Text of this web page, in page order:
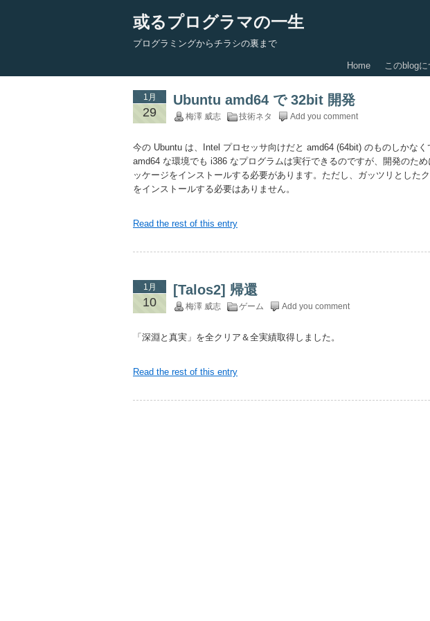
或るプログラマの一生
プログラミングからチラシの裏まで
Home このblogに
1月
29
Ubuntu amd64 で 32bit 開発
梅澤 威志 技術ネタ Add you comment
今の Ubuntu は、Intel プロセッサ向けだと amd64 (64bit) のものしかなく
amd64 な環境でも i386 なプログラムは実行できるのですが、開発のた
ッケージをインストールする必要があります。ただし、ガッツリとした
をインストールする必要はありません。
Read the rest of this entry
1月
10
[Talos2] 帰還
梅澤 威志 ゲーム Add you comment
「深淵と真実」を全クリア＆全実績取得しました。
Read the rest of this entry